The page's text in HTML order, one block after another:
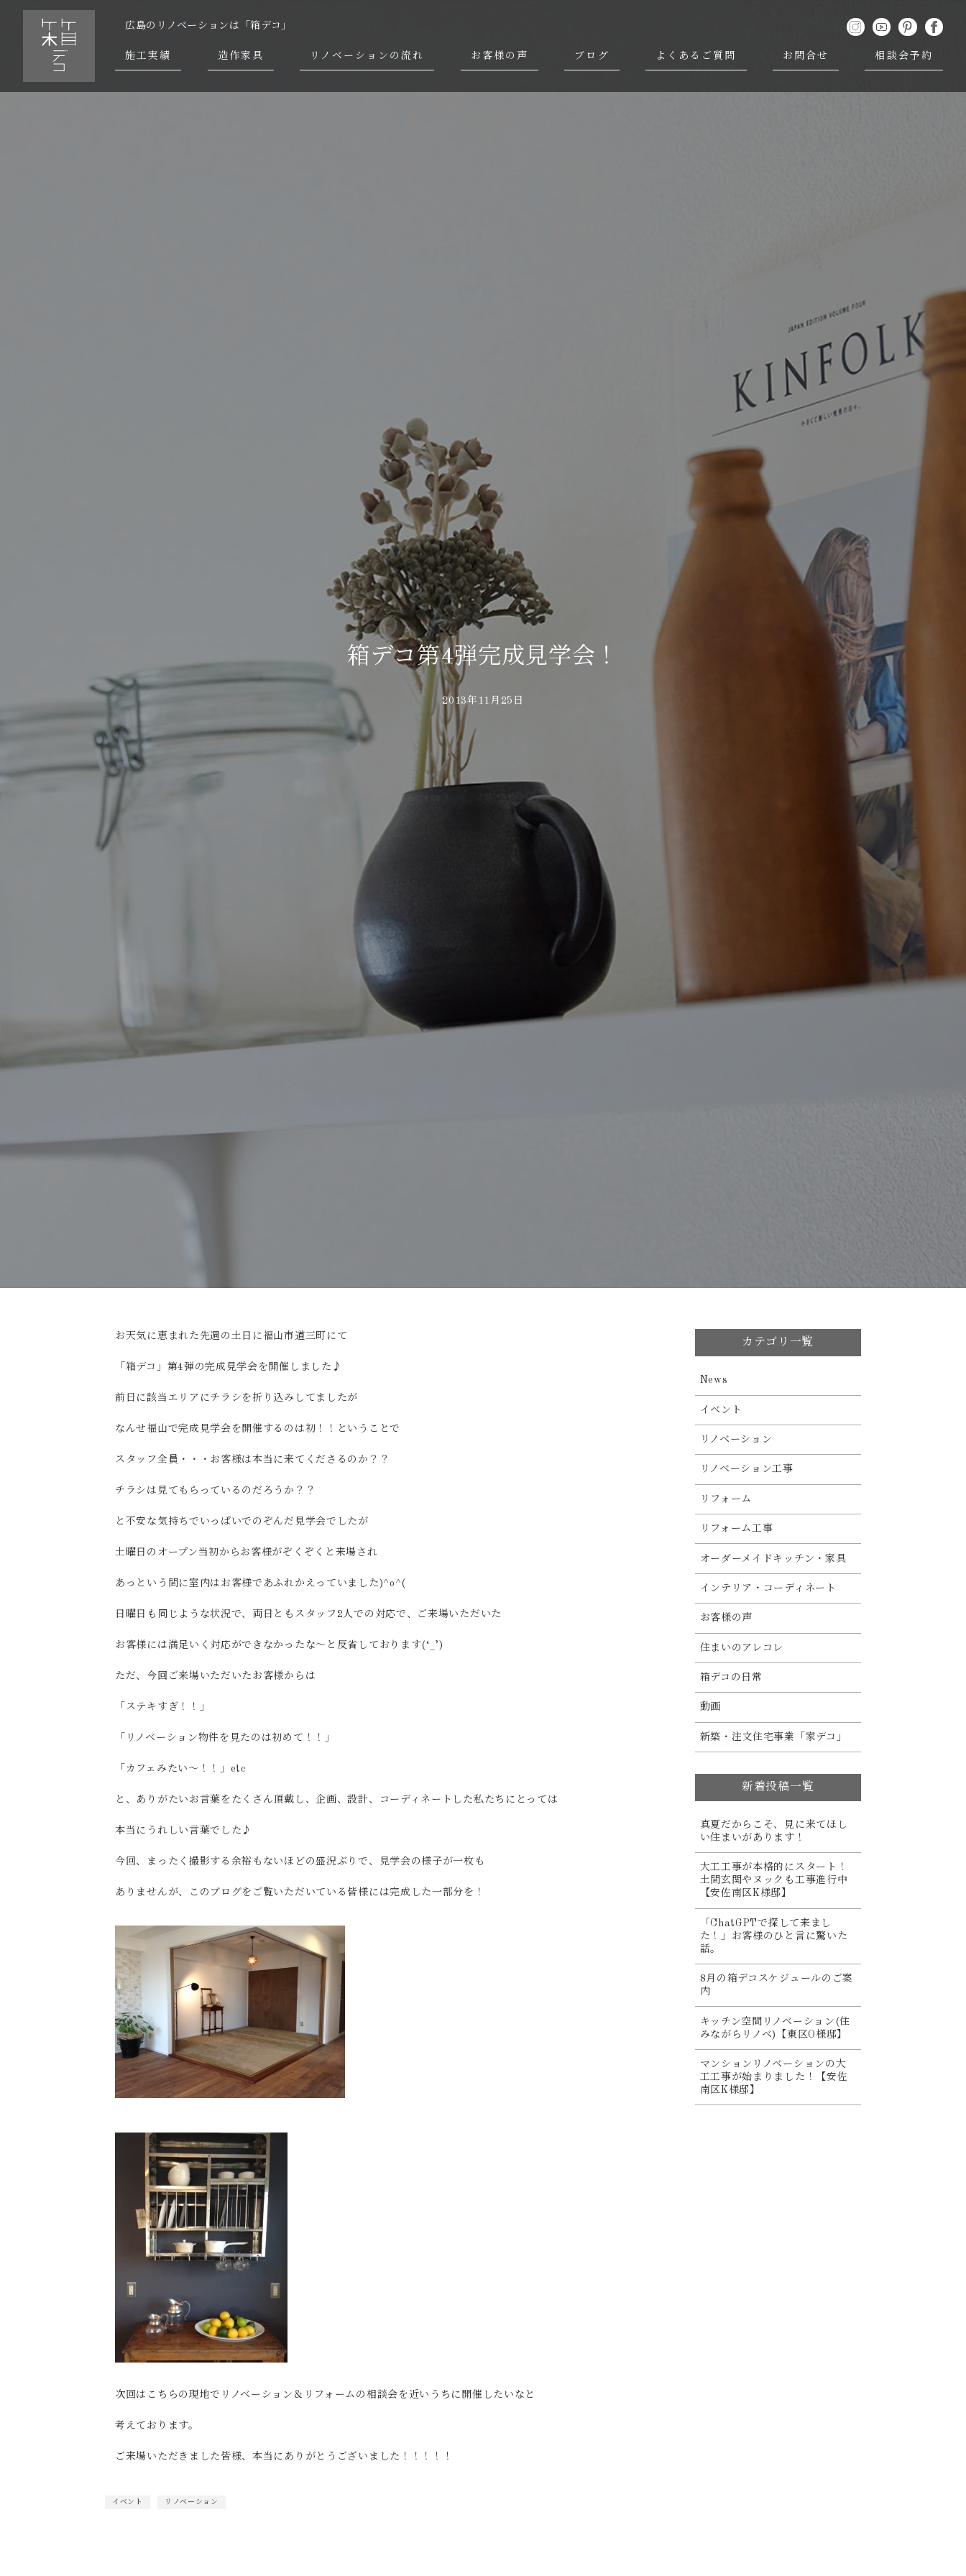
広島のリノベーションは「箱デコ」
施工実績 造作家具 リノベーションの流れ お客様の声 ブログ よくあるご質問 お問合せ 相談会予約
箱デコ第4弾完成見学会！
2013年11月25日
お天気に恵まれた先週の土日に福山市道三町にて
「箱デコ」第4弾の完成見学会を開催しました♪
前日に該当エリアにチラシを折り込みしてましたが
なんせ福山で完成見学会を開催するのは初！！ということで
スタッフ全員・・・お客様は本当に来てくださるのか？？
チラシは見てもらっているのだろうか？？
と不安な気持ちでいっぱいでのぞんだ見学会でしたが
土曜日のオープン当初からお客様がぞくぞくと来場され
あっという間に室内はお客様であふれかえっていました)^o^(
日曜日も同じような状況で、両日ともスタッフ2人での対応で、ご来場いただいた
お客様には満足いく対応ができなかったな～と反省しております(‘_’)
ただ、今回ご来場いただいたお客様からは
「ステキすぎ！！」
「リノベーション物件を見たのは初めて！！」
「カフェみたい～！！」etc
と、ありがたいお言葉をたくさん頂戴し、企画、設計、コーディネートした私たちにとっては
本当にうれしい言葉でした♪
今回、まったく撮影する余裕もないほどの盛況ぶりで、見学会の様子が一枚も
ありませんが、このブログをご覧いただいている皆様には完成した一部分を！
次回はこちらの現地でリノベーション＆リフォームの相談会を近いうちに開催したいなと
考えております。
ご来場いただきました皆様、本当にありがとうございました！！！！！
イベント リノベーション
カテゴリ一覧
News
イベント
リノベーション
リノベーション工事
リフォーム
リフォーム工事
オーダーメイドキッチン・家具
インテリア・コーディネート
お客様の声
住まいのアレコレ
箱デコの日常
動画
新築・注文住宅事業「家デコ」
新着投稿一覧
真夏だからこそ、見に来てほし
い住まいがあります！
大工工事が本格的にスタート！
土間玄関やヌックも工事進行中
【安佐南区K様邸】
「ChatGPTで探して来まし
た！」お客様のひと言に驚いた
話。
8月の箱デコスケジュールのご案
内
キッチン空間リノベーション(住
みながらリノベ)【東区O様邸】
マンションリノベーションの大
工工事が始まりました！【安佐
南区K様邸】